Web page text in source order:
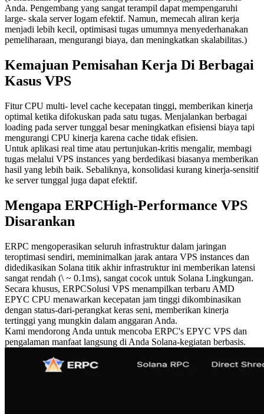
Anda. Pengembang yang sangat terampil dapat mempengaruhi
large- skala server logam efektif. Namun, memecah aliran kerja
menjadi lebih kecil, optimisasi tugas umumnya menyederhanakan
pemeliharaan, mengurangi biaya, dan meningkatkan skalabilitas.)
Kemajuan Pemisahan Kerja Di Berbagai
Kasus VPS
Fitur CPU multi- level cache kecepatan tinggi, memberikan kinerja
optimal ketika difokuskan pada satu tugas. Menjalankan berbagai
loading pada server tunggal besar meningkatkan efisiensi biaya tapi
mengurangi CPU kinerja karena cache tidak efisien.
Untuk aplikasi real time atau pertunjukan-kritis mengalir, membagi
tugas melalui VPS instances yang berdedikasi biasanya memberikan
hasil yang lebih baik. Sebaliknya, konsolidasi kurang kinerja-sensitif
ke server tunggal juga dapat efektif.
Mengapa ERPCHigh-Performance VPS
Disarankan
ERPC mengoperasikan seluruh infrastruktur dalam jaringan
teroptimasi sendiri, meminimalkan jarak antara VPS instances dan
didedikasikan Solana titik akhir infrastruktur ini memberikan latensi
sangat rendah (\ ~ 0.1ms), sangat cocok untuk Solana Lingkungan.
Secara khusus, ERPCSolusi VPS menampilkan terbaru AMD
EPYC CPU menawarkan kecepatan jam tinggi dikombinasikan
dengan status-dari-perangkat keras seni, memberikan kinerja
tertinggi yang mungkin dalam anggaran Anda.
Kami mendorong Anda untuk mencoba ERPC's EPYC VPS dan
pengalaman manfaat langsung di Anda Solana-kegiatan berbasis.